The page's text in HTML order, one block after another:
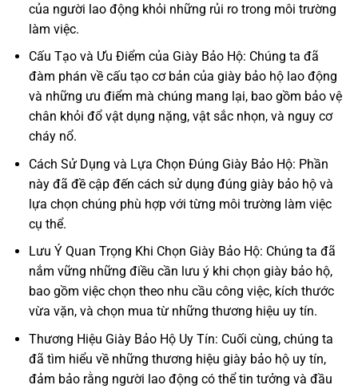
của người lao động khỏi những rủi ro trong môi trường
làm việc.
Cấu Tạo và Ưu Điểm của Giày Bảo Hộ: Chúng ta đã
đàm phán về cấu tạo cơ bản của giày bảo hộ lao động
và những ưu điểm mà chúng mang lại, bao gồm bảo vệ
chân khỏi đổ vật dụng nặng, vật sắc nhọn, và nguy cơ
cháy nổ.
Cách Sử Dụng và Lựa Chọn Đúng Giày Bảo Hộ: Phần
này đã đề cập đến cách sử dụng đúng giày bảo hộ và
lựa chọn chúng phù hợp với từng môi trường làm việc
cụ thể.
Lưu Ý Quan Trọng Khi Chọn Giày Bảo Hộ: Chúng ta đã
nắm vững những điều cần lưu ý khi chọn giày bảo hộ,
bao gồm việc chọn theo nhu cầu công việc, kích thước
vừa vặn, và chọn mua từ những thương hiệu uy tín.
Thương Hiệu Giày Bảo Hộ Uy Tín: Cuối cùng, chúng ta
đã tìm hiểu về những thương hiệu giày bảo hộ uy tín,
đảm bảo rằng người lao động có thể tin tưởng và đầu